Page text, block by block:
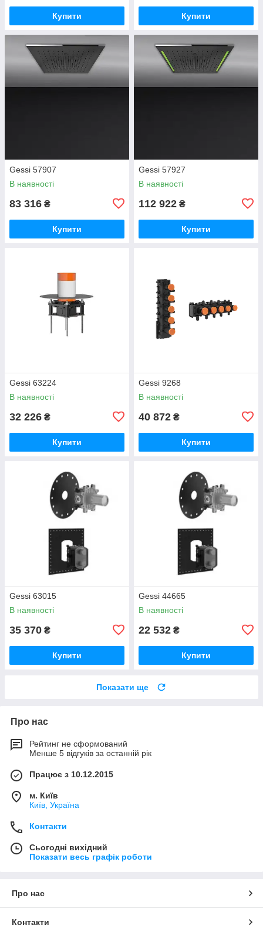
Купити Купити
Gessi 57907
В наявності
83 316 ₴
Купити
Gessi 57927
В наявності
112 922 ₴
Купити
Gessi 63224
В наявності
32 226 ₴
Купити
Gessi 9268
В наявності
40 872 ₴
Купити
Gessi 63015
В наявності
35 370 ₴
Купити
Gessi 44665
В наявності
22 532 ₴
Купити
Показати ще
Про нас
Рейтинг не сформований
Менше 5 відгуків за останній рік
Працює з 10.12.2015
м. Київ
Київ, Україна
Контакти
Сьогодні вихідний
Показати весь графік роботи
Про нас
Контакти